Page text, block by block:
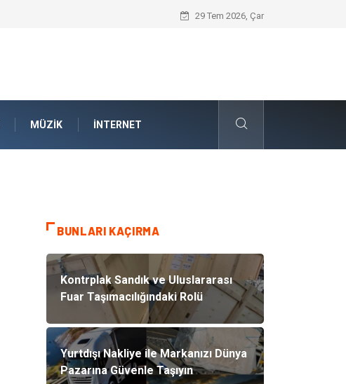
İnternetsiz Bir Gün Nedir ve Neden
29 Tem 2026, Çar
MÜZIK İNTERNET
BUNLARI KAÇIRMA
Kontrplak Sandık ve Uluslararası
Fuar Taşımacılığındaki Rolü
Yurtdışı Nakliye ile Markanızı Dünya
Pazarına Güvenle Taşıyın